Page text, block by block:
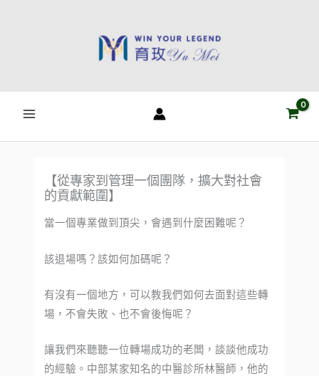
【從專家到管理一個團隊，擴大對社會
的貢獻範圍】
當一個專業做到頂尖，會遇到什麼困難呢？
該退場嗎？該如何加碼呢？
有沒有一個地方，可以教我們如何去面對這些轉
場，不會失敗、也不會後悔呢？
讓我們來聽聽一位轉場成功的老闆，談談他成功
的經驗。中部某家知名的中醫診所林醫師，他的